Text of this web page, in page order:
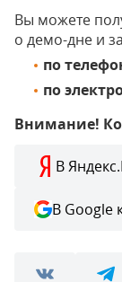
Вы можете
о демо-дне и
по
по
Внимание!
В
В Google